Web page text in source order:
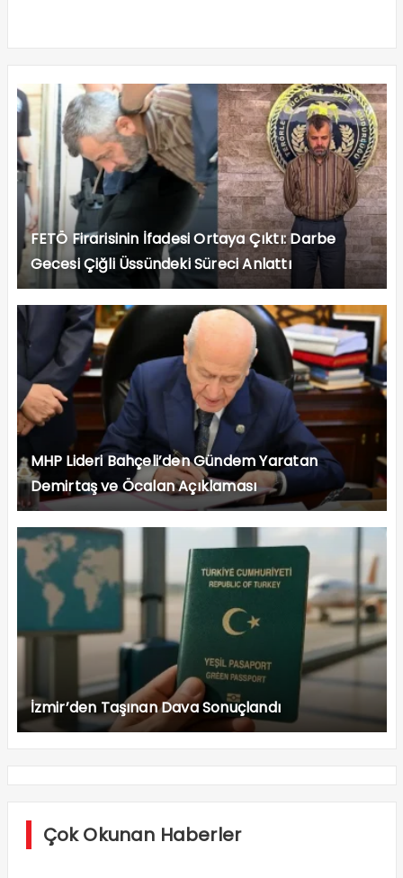
FETÖ Firarisinin İfadesi Ortaya Çıktı: Darbe
Gecesi Çiğli Üssündeki Süreci Anlattı
MHP Lideri Bahçeli’den Gündem Yaratan
Demirtaş ve Öcalan Açıklaması
İzmir’den Taşınan Dava Sonuçlandı
Çok Okunan Haberler